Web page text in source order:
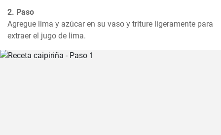
2. Paso
Agregue lima y azúcar en su vaso y triture ligeramente para
extraer el jugo de lima.